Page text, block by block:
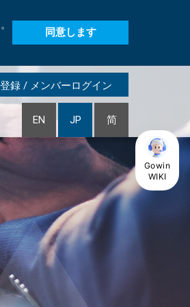
同意します
登録 / メンバーログイン
EN JP 简
Gowin
WIKI